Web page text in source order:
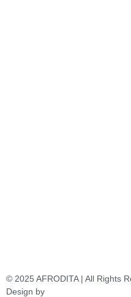
© 2025 AFRODITA | All Rights
Design by